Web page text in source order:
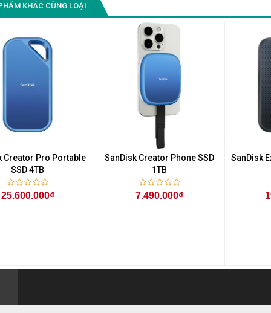
KHÁC CÙNG LOẠI
Creator Pro Portable
SSD 4TB
25.600.000₫
SanDisk Creator Phone SSD
1TB
7.490.000₫
SanDisk